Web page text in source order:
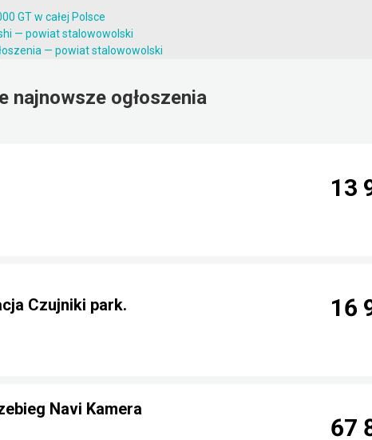
GT w całej Polsce
— powiat stalowowolski
— powiat stalowowolski
najnowsze ogłoszenia
13
Czujniki park. 16
Navi Kamera
67